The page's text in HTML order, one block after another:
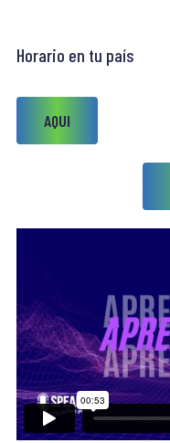
Horario en tu país
AQUI